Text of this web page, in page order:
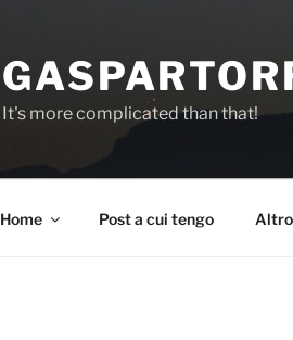
It's more complicated than that!
Home Post a cui tengo Altro